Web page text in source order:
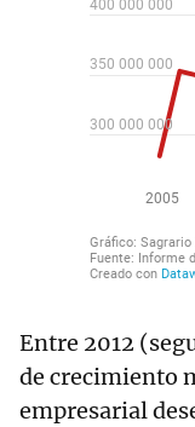
Entre 2012
de crecimiento
empresarial